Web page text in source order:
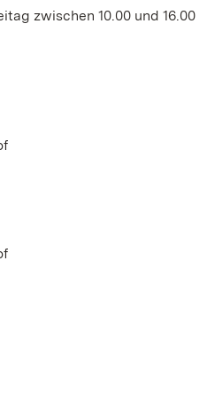
zwischen 10.00 und 16.00